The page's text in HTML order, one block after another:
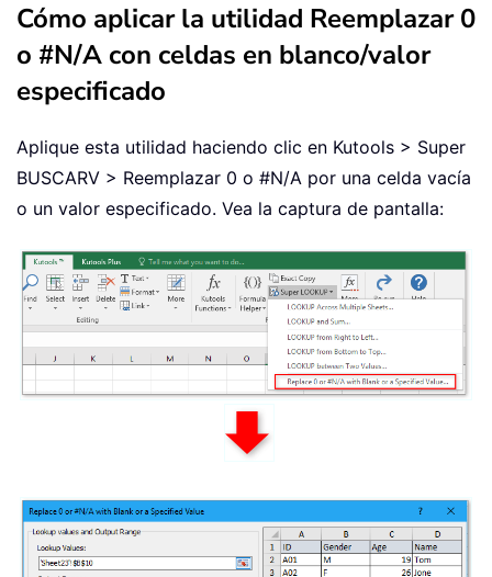
Cómo aplicar la utilidad Reemplazar 0
o #N/A con celdas en blanco/valor
especificado
Aplique esta utilidad haciendo clic en Kutools > Super
BUSCARV > Reemplazar 0 o #N/A por una celda vacía
o un valor especificado. Vea la captura de pantalla: